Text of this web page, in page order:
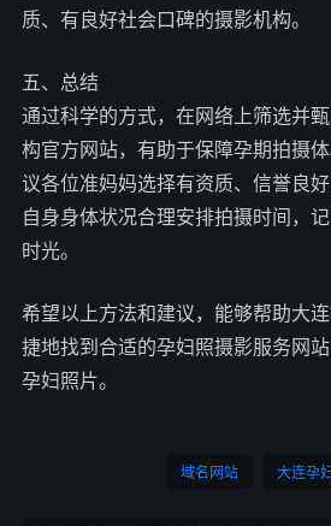
质、有良好社会口碑的摄影机构。
五、总结
通过科学的方式，在网络上筛选并
构官方网站，有助于保障孕期拍摄
议各位准妈妈选择有资质、信誉良
自身身体状况合理安排拍摄时间，
时光。
希望以上方法和建议，能够帮助大
捷地找到合适的孕妇照摄影服务网
孕妇照片。
域名网站 大连孕